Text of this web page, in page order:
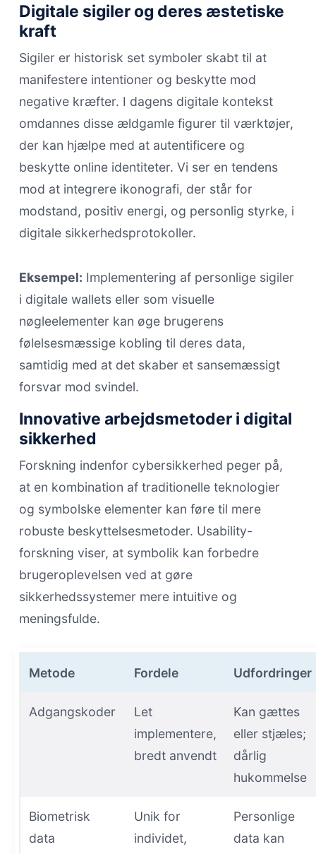
Digitale sigiler og deres æstetiske
kraft
Sigiler er historisk set symboler skabt til at
manifestere intentioner og beskytte mod
negative kræfter. I dagens digitale kontekst
omdannes disse ældgamle figurer til værktøjer,
der kan hjælpe med at autentificere og
beskytte online identiteter. Vi ser en tendens
mod at integrere ikonografi, der står for
modstand, positiv energi, og personlig styrke, i
digitale sikkerhedsprotokoller.
Eksempel: Implementering af personlige sigiler
i digitale wallets eller som visuelle
nøgleelementer kan øge brugerens
følelsesmæssige kobling til deres data,
samtidig med at det skaber et sansemæssigt
forsvar mod svindel.
Innovative arbejdsmetoder i digital
sikkerhed
Forskning indenfor cybersikkerhed peger på,
at en kombination af traditionelle teknologier
og symbolske elementer kan føre til mere
robuste beskyttelsesmetoder. Usability-
forskning viser, at symbolik kan forbedre
brugeroplevelsen ved at gøre
sikkerhedssystemer mere intuitive og
meningsfulde.
Metode Fordele Udfordringer
Adgangskoder
Let
implementere,
bredt anvendt
Kan gættes
eller stjæles;
dårlig
hukommelse
Biometrisk
data
Unik for
individet,
Personlige
data kan